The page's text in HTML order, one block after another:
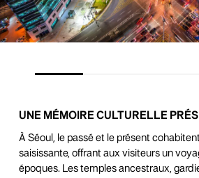
UNE MÉMOIRE CULTURELLE
À Séoul, le passé et le présent
saisissante, offrant aux visiteurs un
époques. Les temples ancestraux,